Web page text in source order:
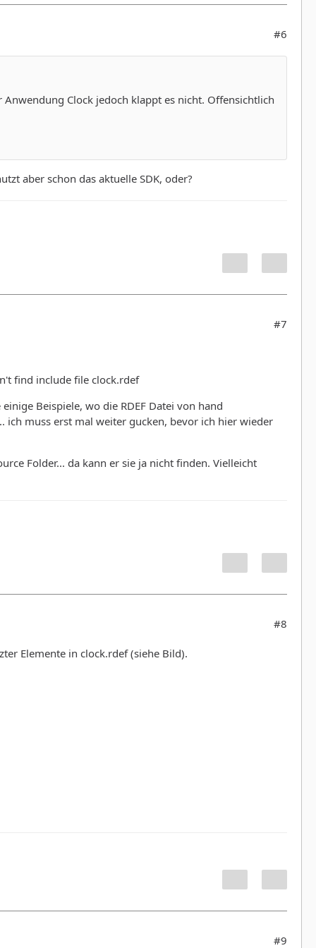
#6
Clock jedoch klappt es nicht. Offensichtlich
aber schon das aktuelle SDK, oder?
#7
find include file clock.rdef
Beispiele, wo die RDEF Datei von hand
ich muss erst mal weiter gucken, bevor ich hier wieder
Folder... da kann er sie ja nicht finden. Vielleicht
#8
Elemente in clock.rdef (siehe Bild).
#9